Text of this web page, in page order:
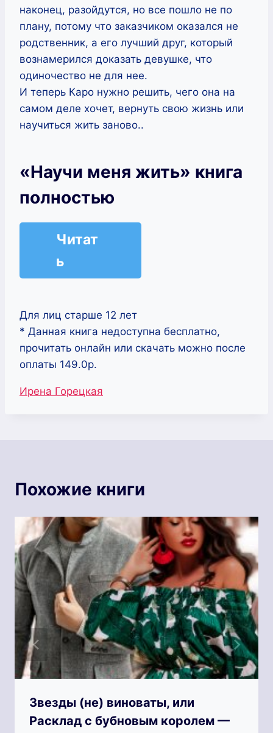
наконец, разойдутся, но все пошло не по
плану, потому что заказчиком оказался не
родственник, а его лучший друг, который
вознамерился доказать девушке, что
одиночество не для нее.
И теперь Каро нужно решить, чего она на
самом деле хочет, вернуть свою жизнь или
научиться жить заново..
«Научи меня жить» книга
полностью
Читат
ь
Для лиц старше 12 лет
* Данная книга недоступна бесплатно,
прочитать онлайн или скачать можно после
оплаты 149.0р.
Метки
Ирена Горецкая
Похожие книги
Звезды (не) виноваты, или
Расклад с бубновым королем —